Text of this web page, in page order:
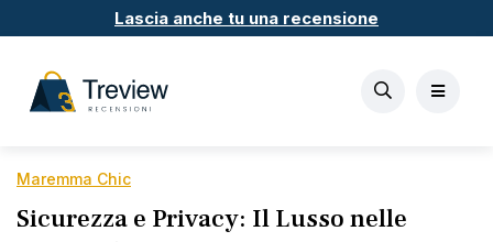
Lascia anche tu una recensione
Maremma Chic
Sicurezza e Privacy: Il Lusso nelle